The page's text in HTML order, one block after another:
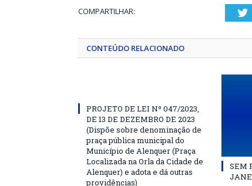
COMPARTILHAR:
CONTEÚDO RELACIONADO
PROJETO DE LEI Nº 047/2023,
DE 13 DE DEZEMBRO DE 2023
(Dispõe sobre denominação de
praça pública municipal do
Município de Alenquer (Praça
Localizada na Orla da Cidade de
Alenquer) e adota e dá outras
providências)
SEM